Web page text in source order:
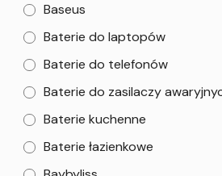
Baseus
Baterie do laptopów
Baterie do telefonów
Baterie do zasilaczy
Baterie kuchenne
Baterie łazienkowe